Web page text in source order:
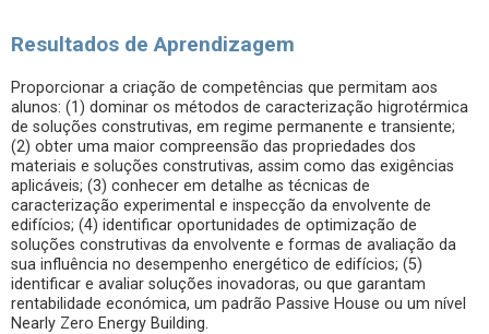
Resultados de Aprendizagem
Proporcionar a criação de competências que permitam aos
alunos: (1) dominar os métodos de caracterização higrotérmica
de soluções construtivas, em regime permanente e transiente;
(2) obter uma maior compreensão das propriedades dos
materiais e soluções construtivas, assim como das exigências
aplicáveis; (3) conhecer em detalhe as técnicas de
caracterização experimental e inspecção da envolvente de
edifícios; (4) identificar oportunidades de optimização de
soluções construtivas da envolvente e formas de avaliação da
sua influência no desempenho energético de edifícios; (5)
identificar e avaliar soluções inovadoras, ou que garantam
rentabilidade económica, um padrão Passive House ou um nível
Nearly Zero Energy Building.